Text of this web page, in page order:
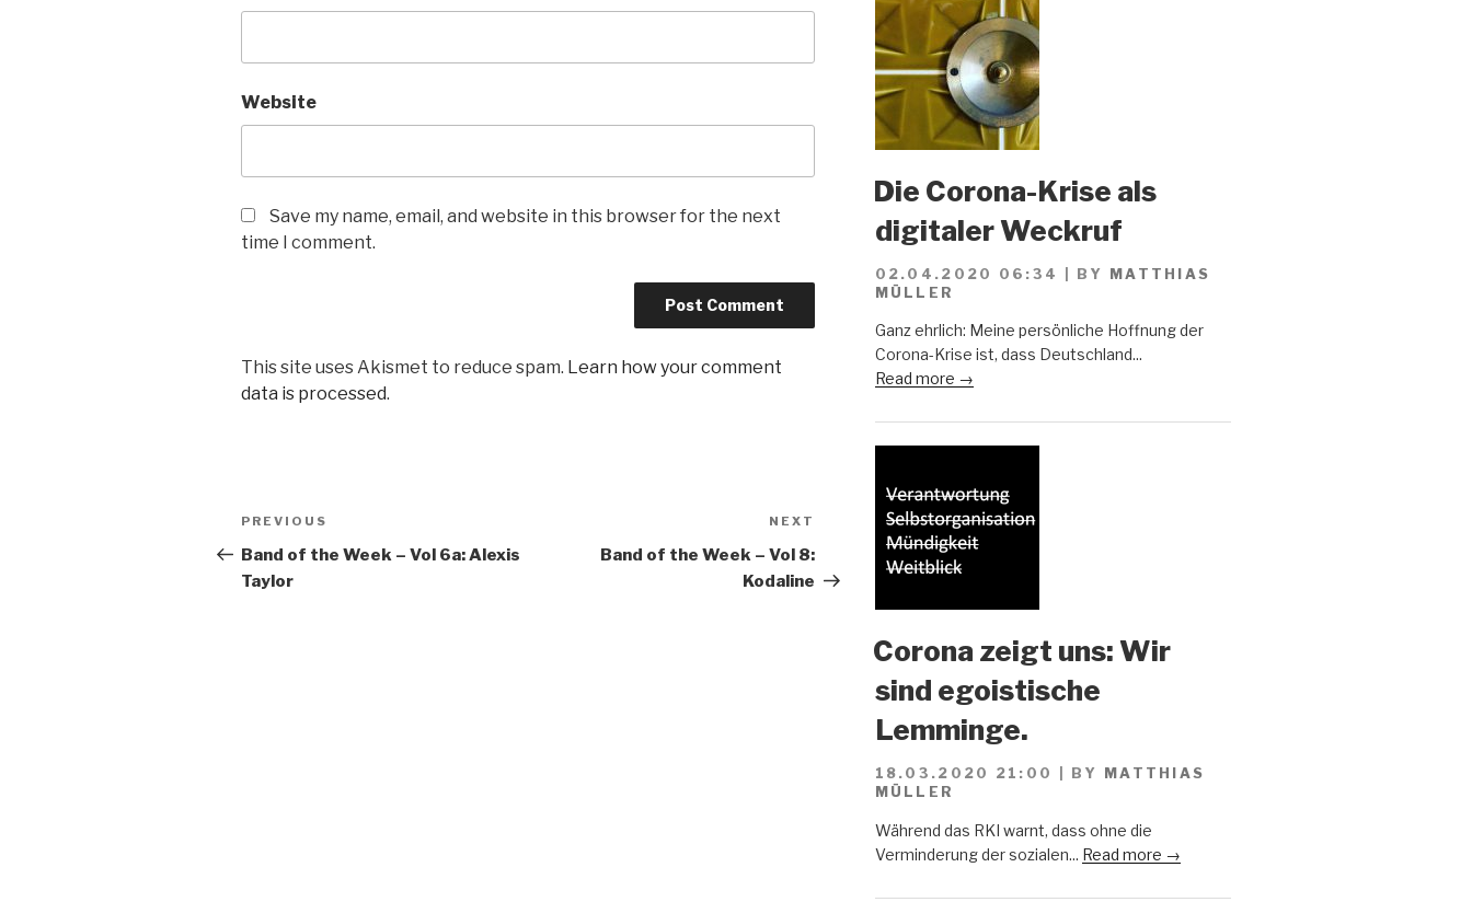
Website
Save my name, email, and website in this browser for the next
time I comment.
This site uses Akismet to reduce spam. Learn how your comment
data is processed.
Post
navigation
Previous
Post
PREVIOUS
Band of the Week – Vol 6a: Alexis
Taylor
Post
NEXT
Band of the Week – Vol 8:
Kodaline
Die Corona-Krise als
digitaler Weckruf
02.04.2020 06:34 BY MATTHIAS
MÜLLER
Ganz ehrlich: Meine persönliche Hoffnung der
Corona-Krise ist, dass Deutschland...
Read more →
Corona zeigt uns: Wir
sind egoistische
Lemminge.
18.03.2020 21:00 BY
MATTHIAS
MÜLLER
Während das RKI warnt, dass ohne die
Verminderung der sozialen... Read more →